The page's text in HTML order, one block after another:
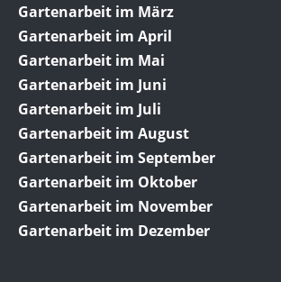
Gartenarbeit im März
Gartenarbeit im April
Gartenarbeit im Mai
Gartenarbeit im Juni
Gartenarbeit im Juli
Gartenarbeit im August
Gartenarbeit im September
Gartenarbeit im Oktober
Gartenarbeit im November
Gartenarbeit im Dezember